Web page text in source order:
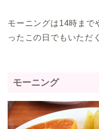
モーニングは14時まで
ったこの日でもいただ
モーニング